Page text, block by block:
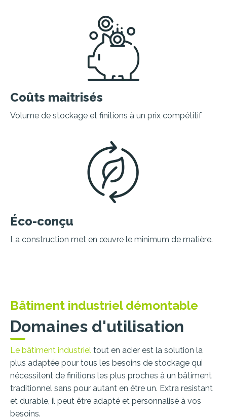
Coûts maitrisés
Volume de stockage et finitions à un prix compétitif
Éco-conçu
La construction met en œuvre le minimum de matière.
Bâtiment industriel démontable
Domaines d'utilisation
Le bâtiment industriel tout en acier est la solution la
plus adaptée pour tous les besoins de stockage qui
nécessitent de finitions les plus proches à un bâtiment
traditionnel sans pour autant en être un. Extra resistant
et durable, il peut être adapté et personnalisé à vos
besoins.